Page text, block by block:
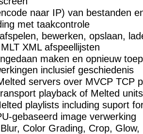
naar IP) van bestanden
met taakcontrole
bewerken, opslaan,
XML afspeellijsten
maken en opnieuw
inclusief geschiedenis
servers over MVCP TCP
playback of Melted units
playlists including suport
gebaseerd image verwerking
Color Grading, Crop,